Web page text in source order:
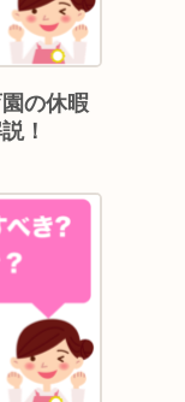
の休暇
！